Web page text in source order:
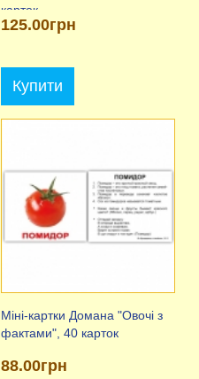
карток
125.00грн
Купити
Міні-картки Домана "Овочі з
фактами", 40 карток
88.00грн